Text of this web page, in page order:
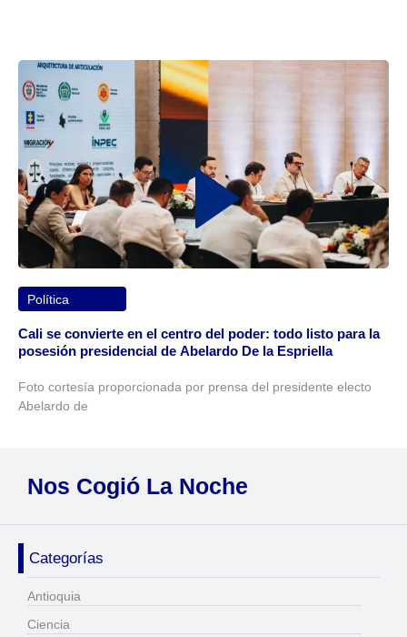
Política
Cali se convierte en el centro del poder: todo listo para la
posesión presidencial de Abelardo De la Espriella
Foto cortesía proporcionada por prensa del presidente electo
Abelardo de
Nos Cogió La Noche
Categorías
Antioquia
Ciencia